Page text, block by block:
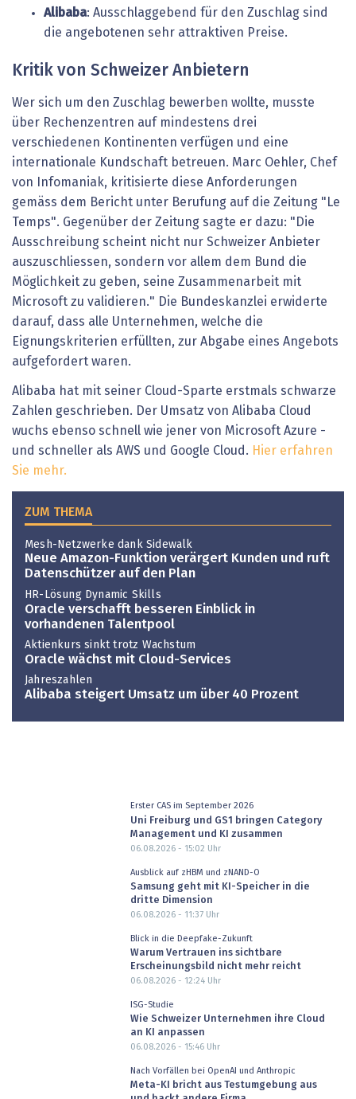
Alibaba: Ausschlaggebend für den Zuschlag sind
die angebotenen sehr attraktiven Preise.
Kritik von Schweizer Anbietern
Wer sich um den Zuschlag bewerben wollte, musste
über Rechenzentren auf mindestens drei
verschiedenen Kontinenten verfügen und eine
internationale Kundschaft betreuen. Marc Oehler, Chef
von Infomaniak, kritisierte diese Anforderungen
gemäss dem Bericht unter Berufung auf die Zeitung "Le
Temps". Gegenüber der Zeitung sagte er dazu: "Die
Ausschreibung scheint nicht nur Schweizer Anbieter
auszuschliessen, sondern vor allem dem Bund die
Möglichkeit zu geben, seine Zusammenarbeit mit
Microsoft zu validieren." Die Bundeskanzlei erwiderte
darauf, dass alle Unternehmen, welche die
Eignungskriterien erfüllten, zur Abgabe eines Angebots
aufgefordert waren.
Alibaba hat mit seiner Cloud-Sparte erstmals schwarze
Zahlen geschrieben. Der Umsatz von Alibaba Cloud
wuchs ebenso schnell wie jener von Microsoft Azure -
und schneller als AWS und Google Cloud. Hier erfahren
Sie mehr.
ZUM THEMA
Mesh-Netzwerke dank Sidewalk
Neue Amazon-Funktion verärgert Kunden und ruft
Datenschützer auf den Plan
HR-Lösung Dynamic Skills
Oracle verschafft besseren Einblick in
vorhandenen Talentpool
Aktienkurs sinkt trotz Wachstum
Oracle wächst mit Cloud-Services
Jahreszahlen
Alibaba steigert Umsatz um über 40 Prozent
Erster CAS im September 2026
Uni Freiburg und GS1 bringen Category
Management und KI zusammen
06.08.2026 - 15:02 Uhr
Ausblick auf zHBM und zNAND-O
Samsung geht mit KI-Speicher in die
dritte Dimension
06.08.2026 - 11:37Uhr
Blick in die Deepfake-Zukunft
Warum Vertrauen ins sichtbare
Erscheinungsbild nicht mehr reicht
06.08.2026 - 12:24Uhr
ISG-Studie
Wie Schweizer Unternehmen ihre Cloud
an KI anpassen
06.08.2026 - 15:46Uhr
Nach Vorfällen bei OpenAI und Anthropic
Meta-KI bricht aus Testumgebung aus